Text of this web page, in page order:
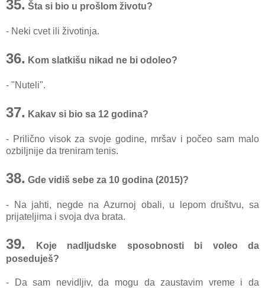
35. Šta si bio u prošlom životu?
- Neki cvet ili životinja.
36. Kom slatkišu nikad ne bi odoleo?
- "Nuteli".
37. Kakav si bio sa 12 godina?
- Prilično visok za svoje godine, mršav i počeo sam malo
ozbiljnije da treniram tenis.
38. Gde vidiš sebe za 10 godina (2015)?
- Na jahti, negde na Azurnoj obali, u lepom društvu, sa
prijateljima i svoja dva brata.
39.
Koje nadljudske sposobnosti bi voleo da
poseduješ?
- Da sam nevidljiv, da mogu da zaustavim vreme i da